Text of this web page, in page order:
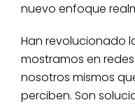
nuevo enfoque
Han revolucionado
mostramos en
nosotros mismos
perciben. Son